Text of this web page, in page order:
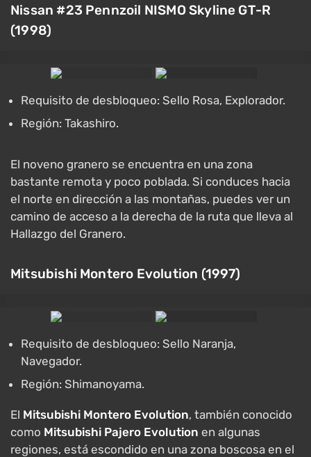
Nissan #23 Pennzoil NISMO Skyline GT-R
(1998)
Requisito de desbloqueo: Sello Rosa, Explorador.
Región: Takashiro.
El noveno granero se encuentra en una zona
bastante remota y poco poblada. Si conduces hacia
el norte en dirección a las montañas, puedes ver un
camino de acceso a la derecha de la ruta que lleva al
Hallazgo del Granero.
Mitsubishi Montero Evolution (1997)
Requisito de desbloqueo: Sello Naranja,
Navegador.
Región: Shimanoyama.
El Mitsubishi Montero Evolution, también conocido
como Mitsubishi Pajero Evolution en algunas
regiones, está escondido en una zona boscosa en el